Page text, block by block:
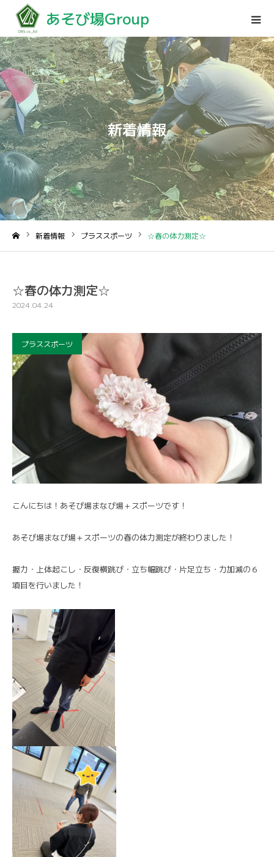
あそび場Group
新着情報
新着情報 プラススポーツ ☆春の体力測定☆
☆春の体力測定☆
2024.04.24
プラススポーツ
こんにちは！あそび場まなび場＋スポーツです！
あそび場まなび場＋スポーツの春の体力測定が終わりました！
握力・上体起こし・反復横跳び・立ち幅跳び・片足立ち・力加減の６
項目を行いました！